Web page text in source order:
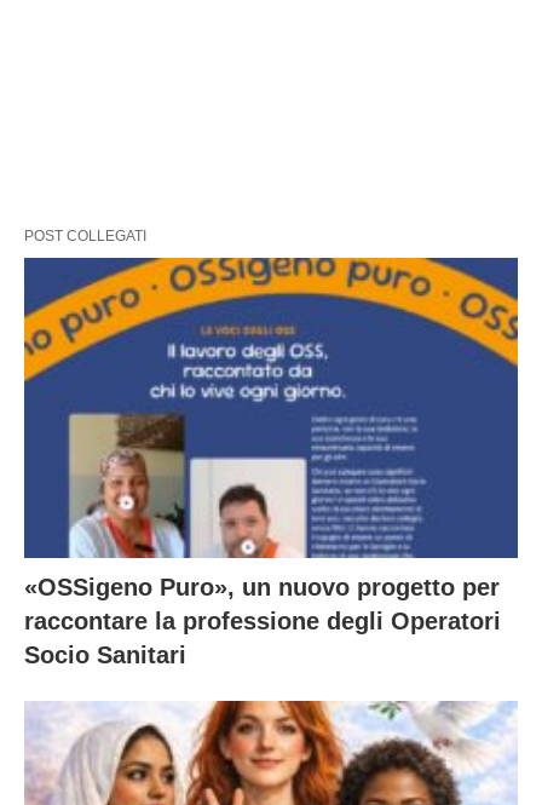
POST COLLEGATI
«OSSigeno Puro», un nuovo progetto per
raccontare la professione degli Operatori
Socio Sanitari